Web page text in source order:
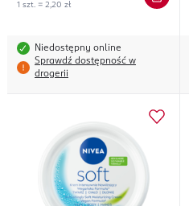
1 szt. = 2,20 zł
Niedostępny online
Sprawdź dostępność w
drogerii